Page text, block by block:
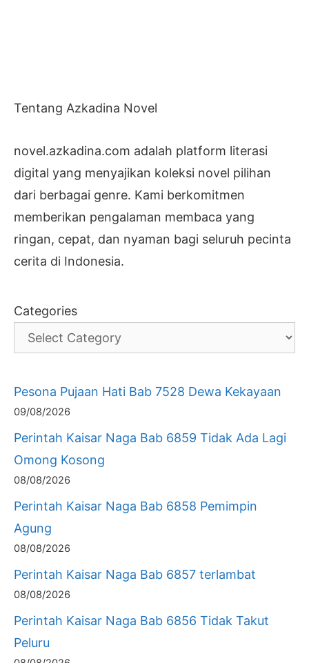
Tentang Azkadina Novel
novel.azkadina.com adalah platform literasi
digital yang menyajikan koleksi novel pilihan
dari berbagai genre. Kami berkomitmen
memberikan pengalaman membaca yang
ringan, cepat, dan nyaman bagi seluruh pecinta
cerita di Indonesia.
Categories
Pesona Pujaan Hati Bab 7528 Dewa Kekayaan
09/08/2026
Perintah Kaisar Naga Bab 6859 Tidak Ada Lagi
Omong Kosong
08/08/2026
Perintah Kaisar Naga Bab 6858 Pemimpin
Agung
08/08/2026
Perintah Kaisar Naga Bab 6857 terlambat
08/08/2026
Perintah Kaisar Naga Bab 6856 Tidak Takut
Peluru